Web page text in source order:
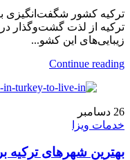
ترکیه کشور شگفت‌انگیزی
ترکیه از لذت گشت‌وگذار در
زیبایی‌های این کشو...
Continue reading
26 دسامبر
خدمات ویزا
بهترین شهرهای ترکیه